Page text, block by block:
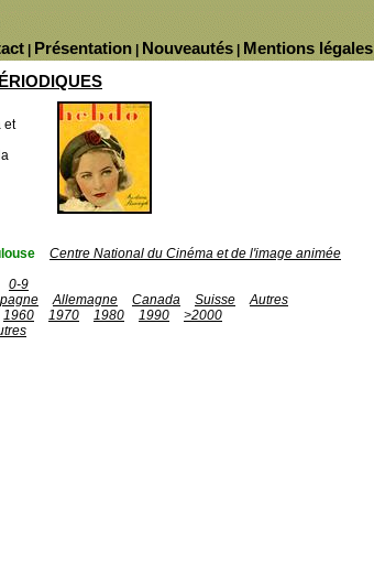
Mentions légales
Nouveautés
Présentation
et
Centre National du Cinéma et de l'image animée
0-9
Allemagne Canada Suisse
Autres
1960 1970 1980 1990
>2000